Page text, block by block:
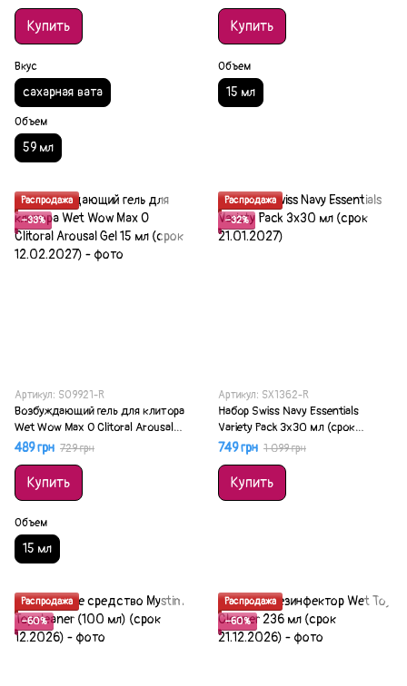
Купить
Вкус
сахарная вата
Объем
59 мл
Купить
Объем
15 мл
Распродажа
−33%
Артикул: SO9921-R
Возбуждающий гель для клитора
Wet Wow Max O Clitoral Arousal
Gel 15 мл (срок 12.02.2027)
489 грн 729 грн
Купить
Объем
15 мл
Распродажа
−32%
Артикул: SX1362-R
Набор Swiss Navy Essentials
Variety Pack 3х30 мл (срок
21.01.2027)
749 грн 1 099 грн
Купить
Распродажа
−60%
Распродажа
−60%